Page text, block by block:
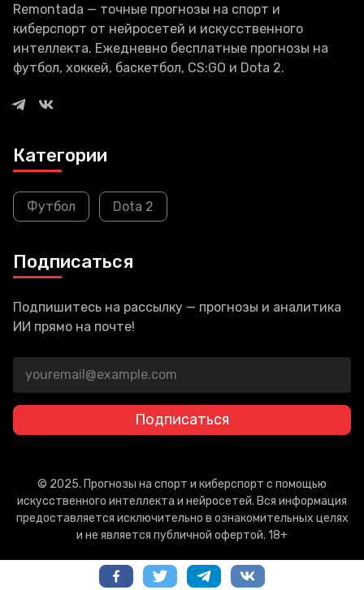
Remontada — точные прогнозы на спорт и
киберспорт от нейросетей и искусственного
интеллекта. Ежедневно бесплатные прогнозы на
футбол, хоккей, баскетбол, CS:GO и Dota 2.
Категории
Футбол Dota 2
Подписаться
Подпишитесь на рассылку — прогнозы и аналитика
ИИ прямо на почте!
Подписаться
© 2025. Прогнозы на спорт и киберспорт с помощью
искусственного интеллекта и нейросетей. Вся информация
предоставляется исключительно в ознакомительных целях
и не является публичной офертой. 18+
Политика конфиденциальности